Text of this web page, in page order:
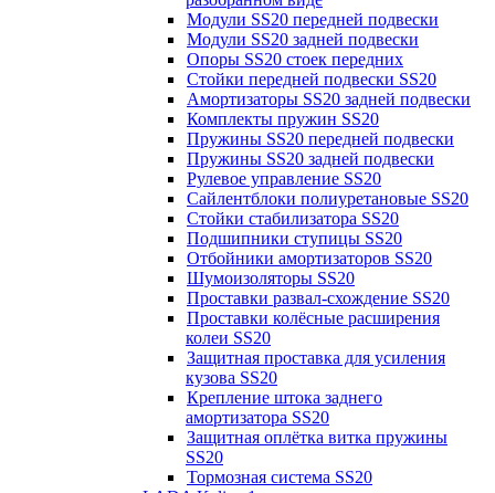
Модули SS20 передней подвески
Модули SS20 задней подвески
Опоры SS20 стоек передних
Стойки передней подвески SS20
Амортизаторы SS20 задней подвески
Комплекты пружин SS20
Пружины SS20 передней подвески
Пружины SS20 задней подвески
Рулевое управление SS20
Сайлентблоки полиуретановые SS20
Стойки стабилизатора SS20
Подшипники ступицы SS20
Отбойники амортизаторов SS20
Шумоизоляторы SS20
Проставки развал-схождение SS20
Проставки колёсные расширения
колеи SS20
Защитная проставка для усиления
кузова SS20
Крепление штока заднего
амортизатора SS20
Защитная оплётка витка пружины
SS20
Тормозная система SS20